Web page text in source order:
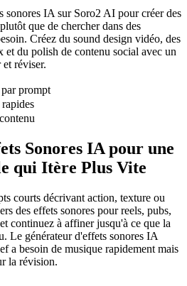
sonores IA sur Soro2 AI pour créer des
que de chercher dans des
Créez du sound design vidéo, des
et du polish de contenu social avec un
réviser.
prompt
Sonores IA pour une
qui Itère Plus Vite
courts décrivant action, texture ou
des effets sonores pour reels, pubs,
continuez à affiner jusqu'à ce que la
Le générateur d'effets sonores IA
a besoin de musique rapidement mais
la révision.